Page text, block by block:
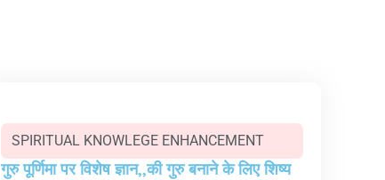
SPIRITUAL KNOWLEGE ENHANCEMENT
गुरु पूर्णिमा पर विशेष ज्ञान,,की गुरु बनाने के लिए शिष्य